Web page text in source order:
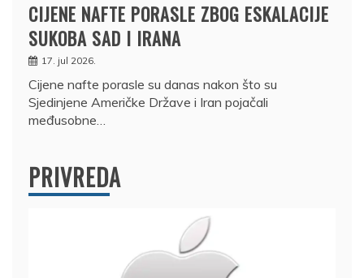
CIJENE NAFTE PORASLE ZBOG ESKALACIJE
SUKOBA SAD I IRANA
17. jul 2026.
Cijene nafte porasle su danas nakon što su
Sjedinjene Američke Države i Iran pojačali
međusobne…
PRIVREDA